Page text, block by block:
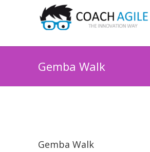
Gemba Walk
Gemba Walk